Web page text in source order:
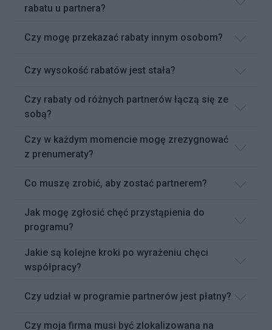
rabatu u partnera?
Czy mogę przekazać rabaty innym osobom?
Czy wysokość rabatów jest stała?
Czy rabaty od różnych partnerów łączą się ze
sobą?
Czy w każdym momencie mogę zrezygnować
z prenumeraty?
Co muszę zrobić, aby zostać partnerem?
Jak mogę zgłosić chęć przystąpienia do
programu?
Jakie są kolejne kroki po wyrażeniu chęci
współpracy?
Czy udział w programie partnerów jest płatny?
Czy moja firma musi być zlokalizowana na